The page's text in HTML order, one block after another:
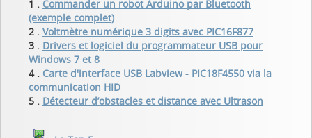
1 . Commander un robot Arduino par Bluetooth
(exemple complet)
2 . Voltmètre numérique 3 digits avec PIC16F877
3 . Drivers et logiciel du programmateur USB pour
Windows 7 et 8
4 . Carte d'interface USB Labview - PIC18F4550 via la
communication HID
5 . Détecteur d’obstacles et distance avec Ultrason